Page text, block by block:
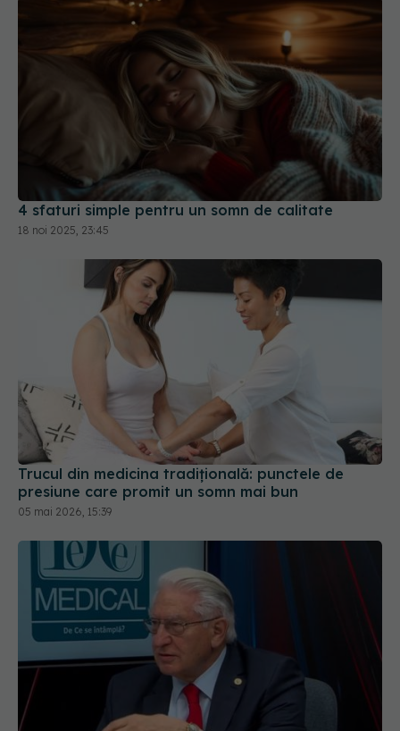
4 sfaturi simple pentru un somn de calitate
18 noi 2025, 23:45
Trucul din medicina tradițională: punctele de
presiune care promit un somn mai bun
05 mai 2026, 15:39